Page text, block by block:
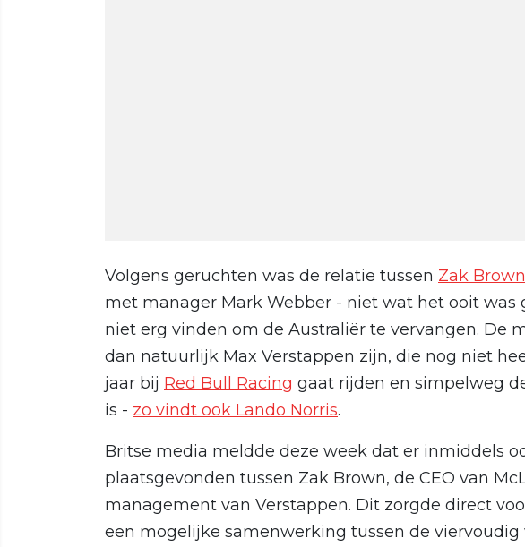
Volgens geruchten was de relatie tussen Zak Brown
met manager Mark Webber - niet wat het ooit was
niet erg vinden om de Australiër te vervangen. De
dan natuurlijk Max Verstappen zijn, die nog niet
jaar bij Red Bull Racing gaat rijden en simpelweg
is - zo vindt ook Lando Norris.
Britse media meldde deze week dat er inmiddels
plaatsgevonden tussen Zak Brown, de CEO van
management van Verstappen. Dit zorgde direct
een mogelijke samenwerking tussen de